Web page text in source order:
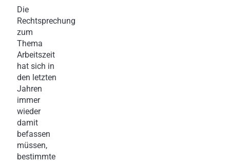
Die
Rechtsprechung
zum
Thema
Arbeitszeit
hat sich in
den letzten
Jahren
immer
wieder
damit
befassen
müssen,
bestimmte